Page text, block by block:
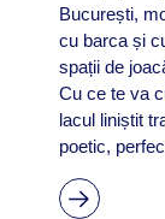
București,
cu barca și
spații de
Cu ce te va
lacul liniștit
poetic,